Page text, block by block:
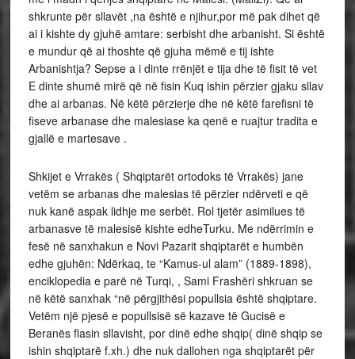
shkrunte për sllavët ,na është e njihur,por më pak dihet që
ai i kishte dy gjuhë amtare: serbisht dhe arbanisht. Si është
e mundur që ai thoshte që gjuha mëmë e tij ishte
Arbanishtja? Sepse a i dinte rrënjët e tija dhe të fisit të vet
E dinte shumë mirë që në fisin Kuq ishin përzier gjaku sllav
dhe ai arbanas. Në këtë përzierje dhe në këtë farefisni të
fiseve arbanase dhe malesiase ka qenë e ruajtur tradita e
gjallë e martesave .
Shkijet e Vrrakës ( Shqiptarët ortodoks të Vrrakës) jane
vetëm se arbanas dhe malesias të përzier ndërveti e që
nuk kanë aspak lidhje me serbët. Rol tjetër asimilues të
arbanasve të malesisë kishte edheTurku. Me ndërrimin e
fesë në sanxhakun e Novi Pazarit shqiptarët e humbën
edhe gjuhën: Ndërkaq, te “Kamus-ul alam” (1889-1898),
enciklopedia e parë në Turqi, , Sami Frashëri shkruan se
në këtë sanxhak “në përgjithësi popullsia është shqiptare.
Vetëm një pjesë e popullsisë së kazave të Gucisë e
Beranës flasin sllavisht, por dinë edhe shqip( dinë shqip se
ishin shqiptarë f.xh.) dhe nuk dallohen nga shqiptarët për